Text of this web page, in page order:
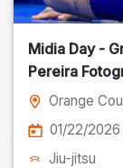
Midia Day -
Pereira
Orange
01/22/2026
Jiu-jitsu